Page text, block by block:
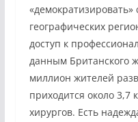
географических
доступ к
данным Британского
миллион жителей
приходится около
хирургов. Есть